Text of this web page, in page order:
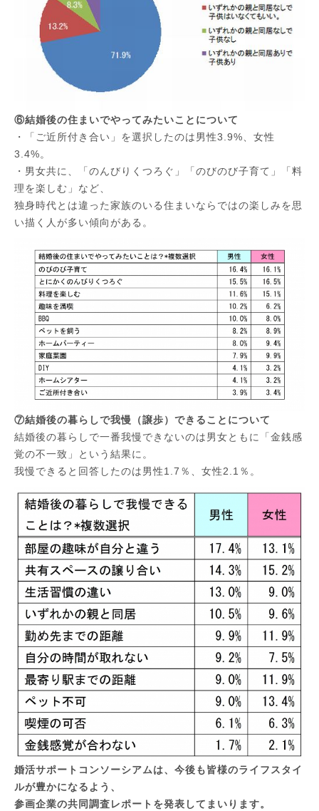
⑥結婚後の住まいでやってみたいことについて
・「ご近所付き合い」を選択したのは男性3.9%、女性
3.4%。
・男女共に、「のんびりくつろぐ」「のびのび子育て」「料
理を楽しむ」など、
独身時代とは違った家族のいる住まいならではの楽しみを思
い描く人が多い傾向がある。
⑦結婚後の暮らしで我慢（譲歩）できることについて
結婚後の暮らしで一番我慢できないのは男女ともに「金銭感
覚の不一致」という結果に。
我慢できると回答したのは男性1.7％、女性2.1％。
婚活サポートコンソーシアムは、今後も皆様のライフスタイ
ルが豊かになるよう、
参画企業の共同調査レポートを発表してまいります。